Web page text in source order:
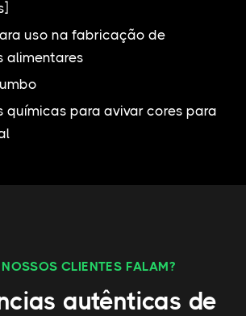
uso na fabricação de
alimentares
químicas para avivar cores para
CLIENTES FALAM?
autênticas de